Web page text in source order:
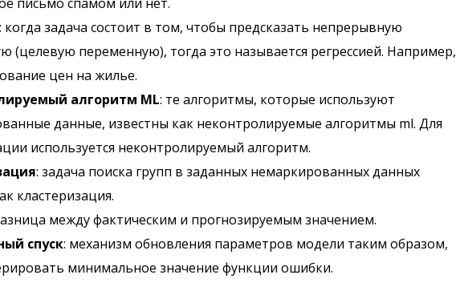
: когда задача состоит в том, чтобы предсказать непрерывную
(целевую переменную), тогда это называется регрессией. Например,
цен на жилье.
алгоритм ML: те алгоритмы, которые используют
данные, известны как неконтролируемые алгоритмы ml. Для
используется неконтролируемый алгоритм.
: задача поиска групп в заданных немаркированных данных
кластеризация.
между фактическим и прогнозируемым значением.
спуск: механизм обновления параметров модели таким образом,
минимальное значение функции ошибки.